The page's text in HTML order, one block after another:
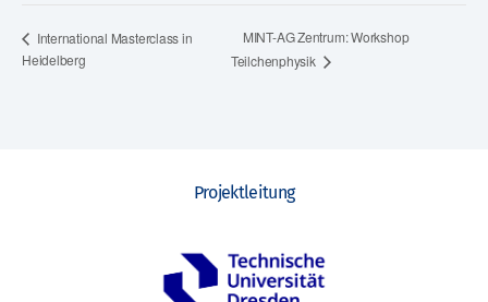
International Masterclass in
Heidelberg
MINT-AG Zentrum: Workshop
Teilchenphysik
Projektleitung